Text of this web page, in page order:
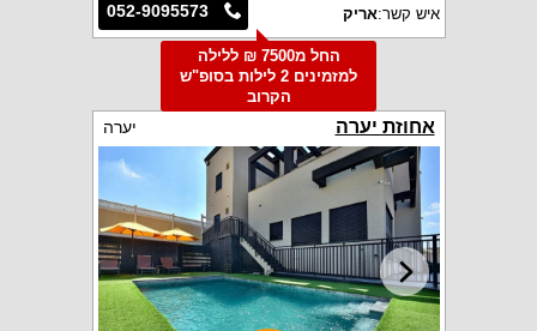
052-9095573 איש קשר:אריק
החל מ7500 ₪ ללילה
למזמינים 2 לילות בסופ"ש
הקרוב
אחוזת יערה יערה